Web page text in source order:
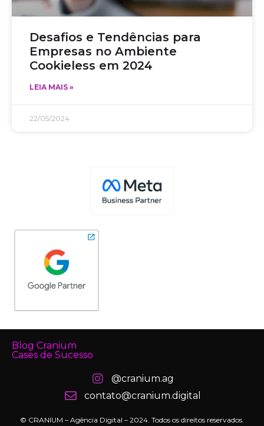
Desafios e Tendências para
Empresas no Ambiente
Cookieless em 2024
LEIA MAIS »
22/05/2024
Blog Cranium
Cases de Sucesso
@cranium.ag
contato@cranium.digital
© CRANIUM – Agência Digital – 2024. Todos os direitos reservados.